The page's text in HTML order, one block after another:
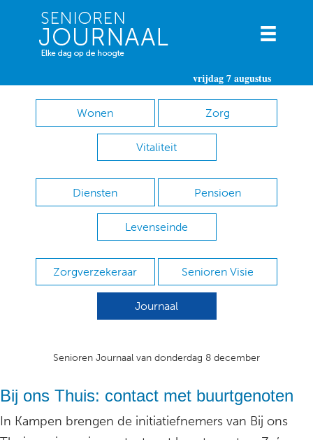
vrijdag 7 augustus
Wonen Zorg
Vitaliteit
Diensten Pensioen
Levenseinde
Zorgverzekeraar Senioren Visie
Journaal
Senioren Journaal van donderdag 8 december
Bij ons Thuis: contact met buurtgenoten
In Kampen brengen de initiatiefnemers van Bij ons